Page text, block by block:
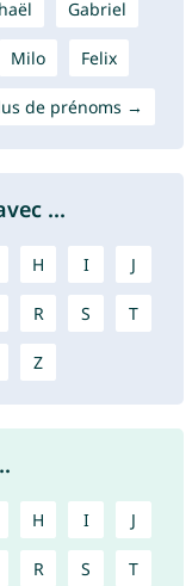
Gabriel
Milo Felix
de prénoms →
...
H I J
R S T
Z
H I J
R S T